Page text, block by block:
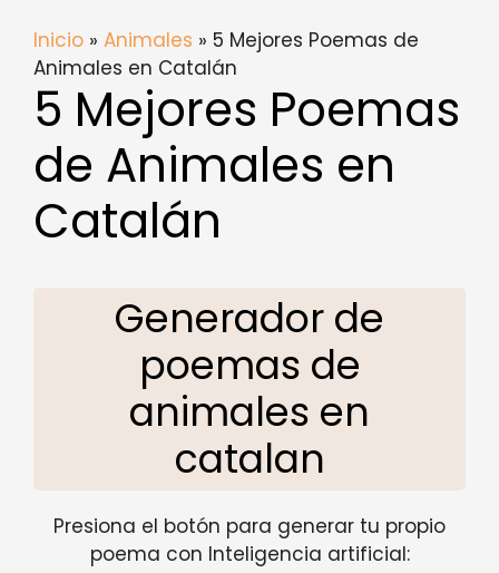
Inicio » Animales » 5 Mejores Poemas de
Animales en Catalán
5 Mejores Poemas
de Animales en
Catalán
Generador de
poemas de
animales en
catalan
Presiona el botón para generar tu propio
poema con Inteligencia artificial: